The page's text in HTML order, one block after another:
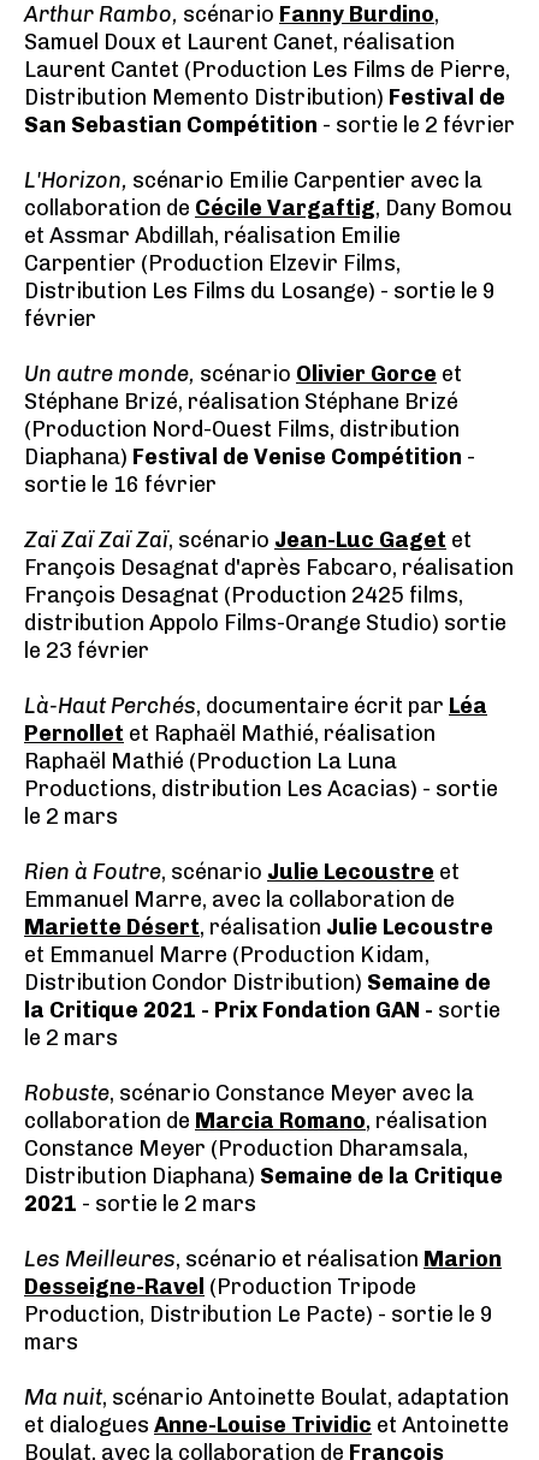
Arthur Rambo, scénario Fanny Burdino,
Samuel Doux et Laurent Canet, réalisation
Laurent Cantet (Production Les Films de Pierre,
Distribution Memento Distribution) Festival de
San Sebastian Compétition - sortie le 2 février
L'Horizon, scénario Emilie Carpentier avec la
collaboration de Cécile Vargaftig, Dany Bomou
et Assmar Abdillah, réalisation Emilie
Carpentier (Production Elzevir Films,
Distribution Les Films du Losange) - sortie le 9
février
Un autre monde, scénario Olivier Gorce et
Stéphane Brizé, réalisation Stéphane Brizé
(Production Nord-Ouest Films, distribution
Diaphana) Festival de Venise Compétition -
sortie le 16 février
Zaï Zaï Zaï Zaï, scénario Jean-Luc Gaget et
François Desagnat d'après Fabcaro, réalisation
François Desagnat (Production 2425 films,
distribution Appolo Films-Orange Studio) sortie
le 23 février
Là-Haut Perchés, documentaire écrit par Léa
Pernollet et Raphaël Mathié, réalisation
Raphaël Mathié (Production La Luna
Productions, distribution Les Acacias) - sortie
le 2 mars
Rien à Foutre, scénario Julie Lecoustre et
Emmanuel Marre, avec la collaboration de
Mariette Désert, réalisation Julie Lecoustre
et Emmanuel Marre (Production Kidam,
Distribution Condor Distribution) Semaine de
la Critique 2021 - Prix Fondation GAN - sortie
le 2 mars
Robuste, scénario Constance Meyer avec la
collaboration de Marcia Romano, réalisation
Constance Meyer (Production Dharamsala,
Distribution Diaphana) Semaine de la Critique
2021 - sortie le 2 mars
Les Meilleures, scénario et réalisation Marion
Desseigne-Ravel (Production Tripode
Production, Distribution Le Pacte) - sortie le 9
mars
Ma nuit, scénario Antoinette Boulat, adaptation
et dialogues Anne-Louise Trividic et Antoinette
Boulat, avec la collaboration de François